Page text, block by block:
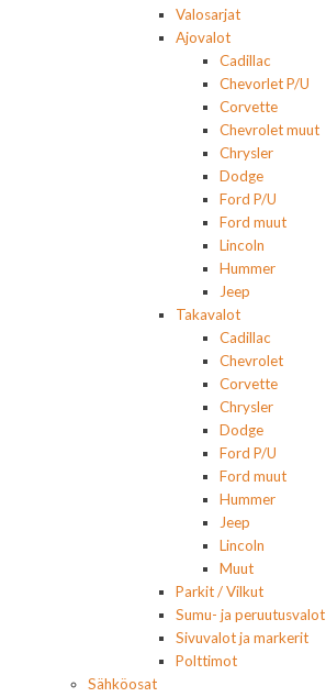
Valosarjat
Ajovalot
Cadillac
Chevorlet P/U
Corvette
Chevrolet muut
Chrysler
Dodge
Ford P/U
Ford muut
Lincoln
Hummer
Jeep
Takavalot
Cadillac
Chevrolet
Corvette
Chrysler
Dodge
Ford P/U
Ford muut
Hummer
Jeep
Lincoln
Muut
Parkit / Vilkut
Sumu- ja peruutusvalot
Sivuvalot ja markerit
Polttimot
Sähköosat